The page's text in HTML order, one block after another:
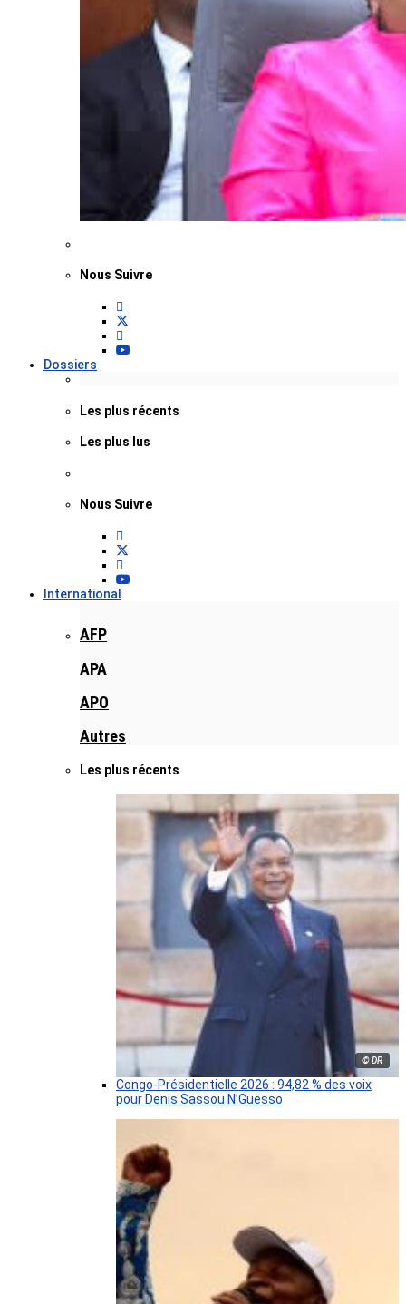
Nous Suivre
Dossiers
Les plus récents
Les plus lus
Nous Suivre
International
AFP
APA
APO
Autres
Les plus récents
© DR
Congo-Présidentielle 2026 : 94,82 % des voix
pour Denis Sassou N’Guesso